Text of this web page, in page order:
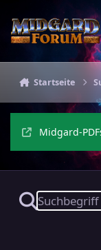
Startseite
Midgard-